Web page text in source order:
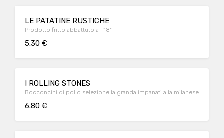
LE PATATINE RUSTICHE
Prodotto fritto abbattuto a -18°
5.30 €
I ROLLING STONES
Bocconcini di pollo selezione la granda impanati alla milanese
6.80 €